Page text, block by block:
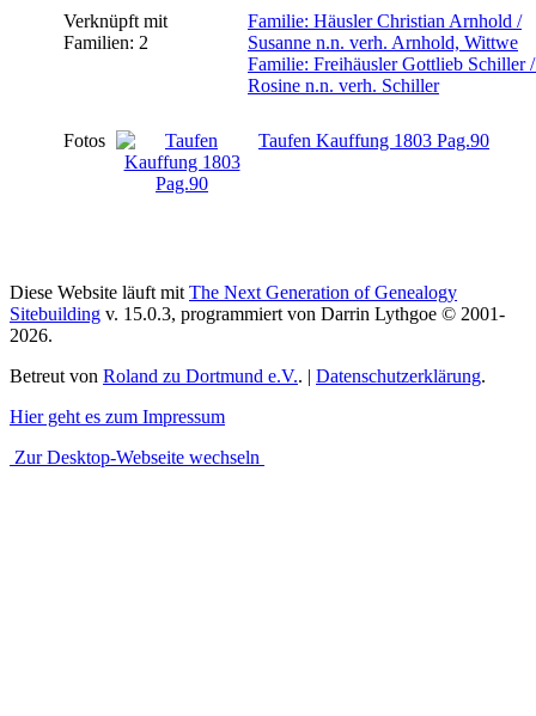
Verknüpft mit
Familien: 2
Familie: Häusler Christian Arnhold /
Susanne n.n. verh. Arnhold, Wittwe
Familie: Freihäusler Gottlieb Schiller
Rosine n.n. verh. Schiller
Fotos Taufen Kauffung 1803 Pag.90
Diese Website läuft mit The Next Generation of Genealogy
Sitebuilding v. 15.0.3, programmiert von Darrin Lythgoe © 2001-
2026.
Betreut von Roland zu Dortmund e.V.. | Datenschutzerklärung.
Hier geht es zum Impressum
Zur Desktop-Webseite wechseln